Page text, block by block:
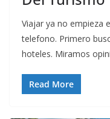
Viajar ya no empieza
telefono. Primero
hoteles. Miramos
Read More